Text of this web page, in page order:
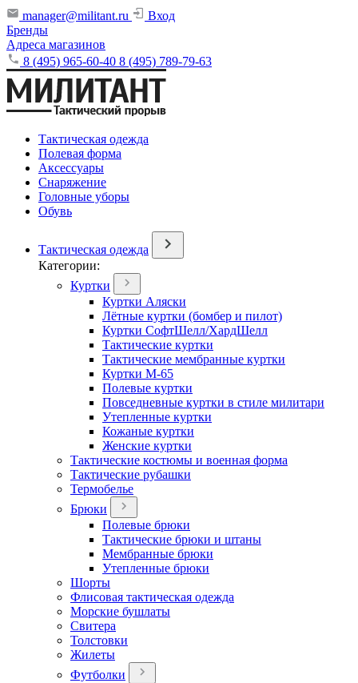
manager@militant.ru
Вход
Бренды
Адреса магазинов
8 (495) 965-60-40 8 (495) 789-79-63
Тактическая одежда
Полевая форма
Аксессуары
Снаряжение
Головные уборы
Обувь
Тактическая одежда
Категории:
Куртки
Куртки Аляски
Лётные куртки (бомбер и пилот)
Куртки СофтШелл/ХардШелл
Тактические куртки
Тактические мембранные куртки
Куртки М-65
Полевые куртки
Повседневные куртки в стиле милитари
Утепленные куртки
Кожаные куртки
Женские куртки
Тактические костюмы и военная форма
Тактические рубашки
Термобелье
Брюки
Полевые брюки
Тактические брюки и штаны
Мембранные брюки
Утепленные брюки
Шорты
Флисовая тактическая одежда
Морские бушлаты
Свитера
Толстовки
Жилеты
Футболки